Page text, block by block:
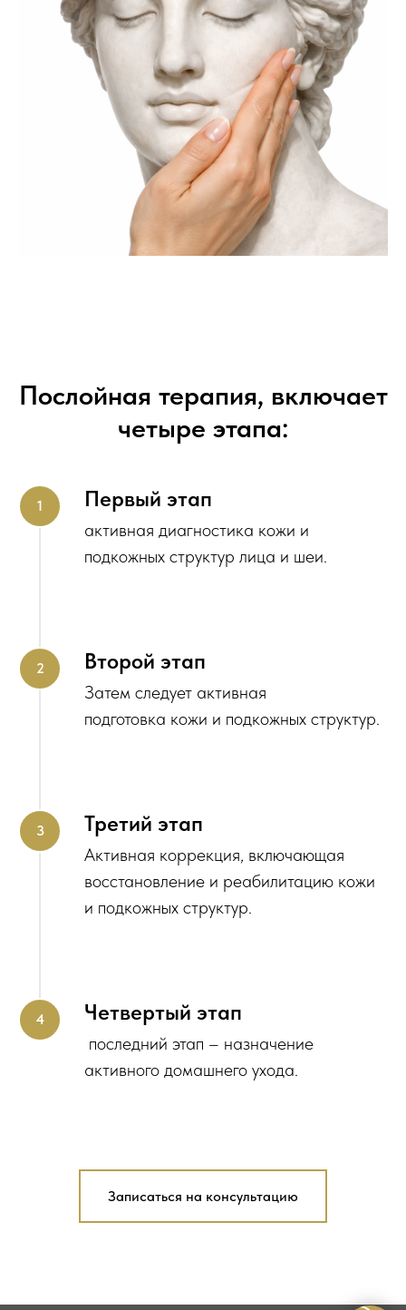
Послойная терапия, включает
четыре этапа:
Первый этап
активная диагностика кожи и
подкожных структур лица и шеи.
Второй этап
Затем следует активная
подготовка кожи и подкожных структур.
Третий этап
Активная коррекция, включающая
восстановление и реабилитацию кожи
и подкожных структур.
Четвертый этап
последний этап – назначение
активного домашнего ухода.
Записаться на консультацию